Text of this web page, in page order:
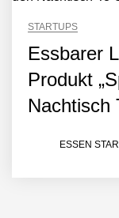
STARTUPS
Essbarer
Produkt
Nachtisch
ESSEN